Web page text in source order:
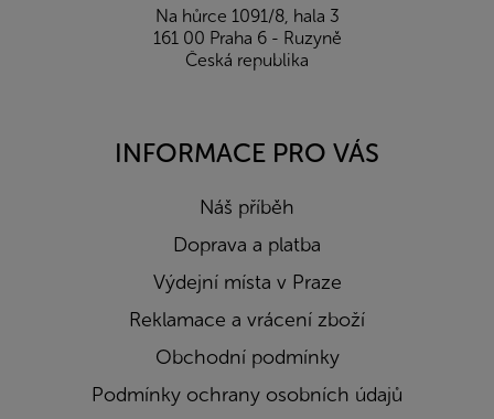
Na hůrce 1091/8, hala 3
161 00 Praha 6 - Ruzyně
Česká republika
INFORMACE PRO VÁS
Náš příběh
Doprava a platba
Výdejní místa v Praze
Reklamace a vrácení zboží
Obchodní podmínky
Podmínky ochrany osobních údajů